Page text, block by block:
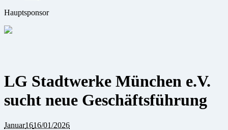
Hauptsponsor
LG Stadtwerke München e.V.
sucht neue Geschäftsführung
Januar1616/01/2026